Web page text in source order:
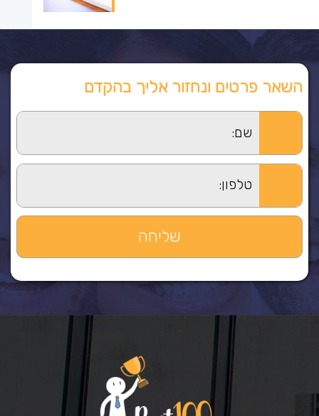
השאר פרטים ונחזור אליך בהקדם